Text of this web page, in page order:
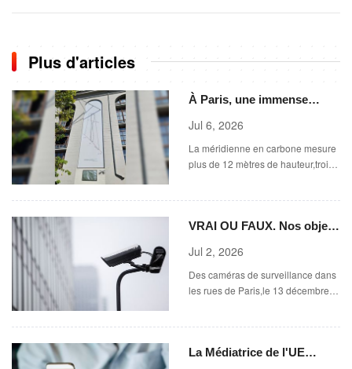
Plus d'articles
À Paris, une immense
méridienne en carbone
la mesure du temps
Jul 6, 2026
La méridienne en carbone mesure
plus de 12 mètres de hauteur,trois
(OLIVIER EMOND / FRANCE INFO)
VRAI OU FAUX. Nos objets
connectés vont-ils bientôt
lecteurs automatiques de
Jul 2, 2026
Des caméras de surveillance dans
les rues de Paris,le 13 décembre
La Médiatrice de l'UE